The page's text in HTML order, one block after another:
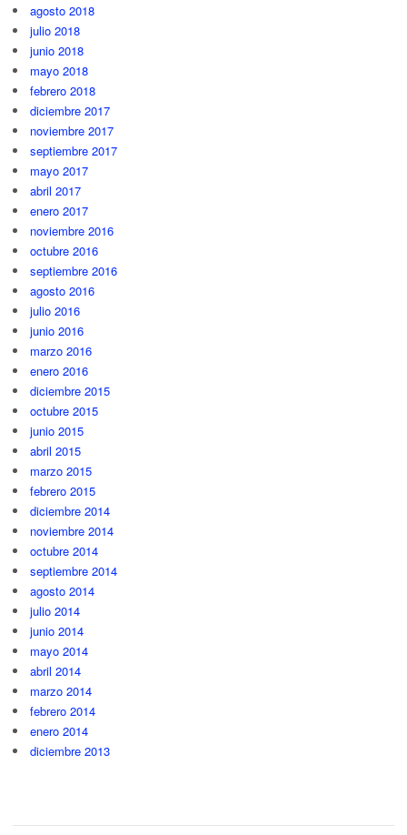
agosto 2018
julio 2018
junio 2018
mayo 2018
febrero 2018
diciembre 2017
noviembre 2017
septiembre 2017
mayo 2017
abril 2017
enero 2017
noviembre 2016
octubre 2016
septiembre 2016
agosto 2016
julio 2016
junio 2016
marzo 2016
enero 2016
diciembre 2015
octubre 2015
junio 2015
abril 2015
marzo 2015
febrero 2015
diciembre 2014
noviembre 2014
octubre 2014
septiembre 2014
agosto 2014
julio 2014
junio 2014
mayo 2014
abril 2014
marzo 2014
febrero 2014
enero 2014
diciembre 2013